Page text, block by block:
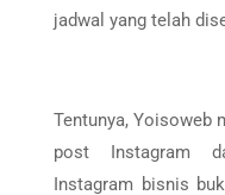
jadwal yang telah
Tentunya, Yoisoweb
post Instagram
Instagram bisnis